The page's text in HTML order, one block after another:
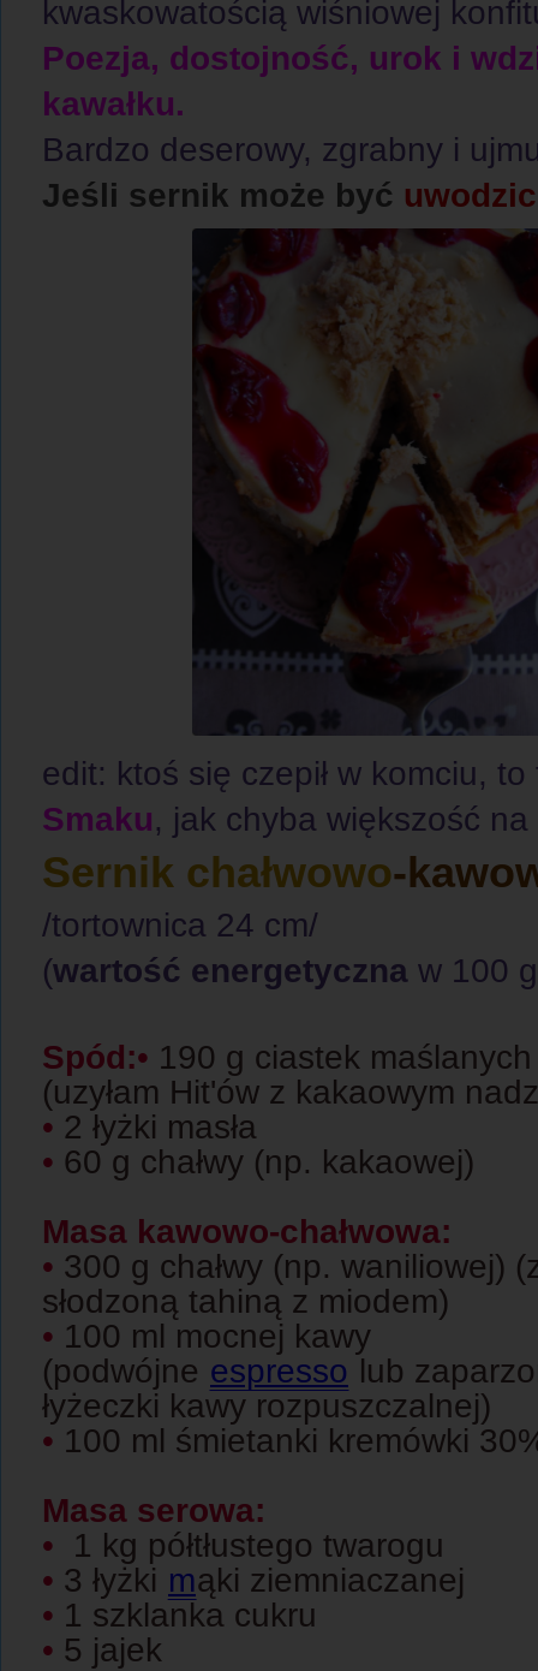
kwaskowatością wiśniowej
Poezja, dostojność, urok i
kawałku.
Bardzo deserowy, zgrabny i
Jeśli sernik może być
edit: ktoś się czepił w komciu,
Smaku, jak chyba większość
Sernik chałwowo-
/tortownica 24 cm/
(wartość energetyczna w 100
Spód:• 190 g ciastek
(uzyłam Hit'ów z kakaowym
• 2 łyżki masła
• 60 g chałwy (np. kakaowej)
Masa kawowo-chałwowa:
• 300 g chałwy (np. waniliowej)
słodzoną tahiną z miodem)
• 100 ml mocnej kawy
(podwójne espresso
lub
łyżeczki kawy rozpuszczalnej)
• 100 ml śmietanki kremówki
Masa serowa:
•
1 kg półtłustego twarogu
• 3 łyżki mąki ziemniaczanej
• 1 szklanka cukru
• 5 jajek